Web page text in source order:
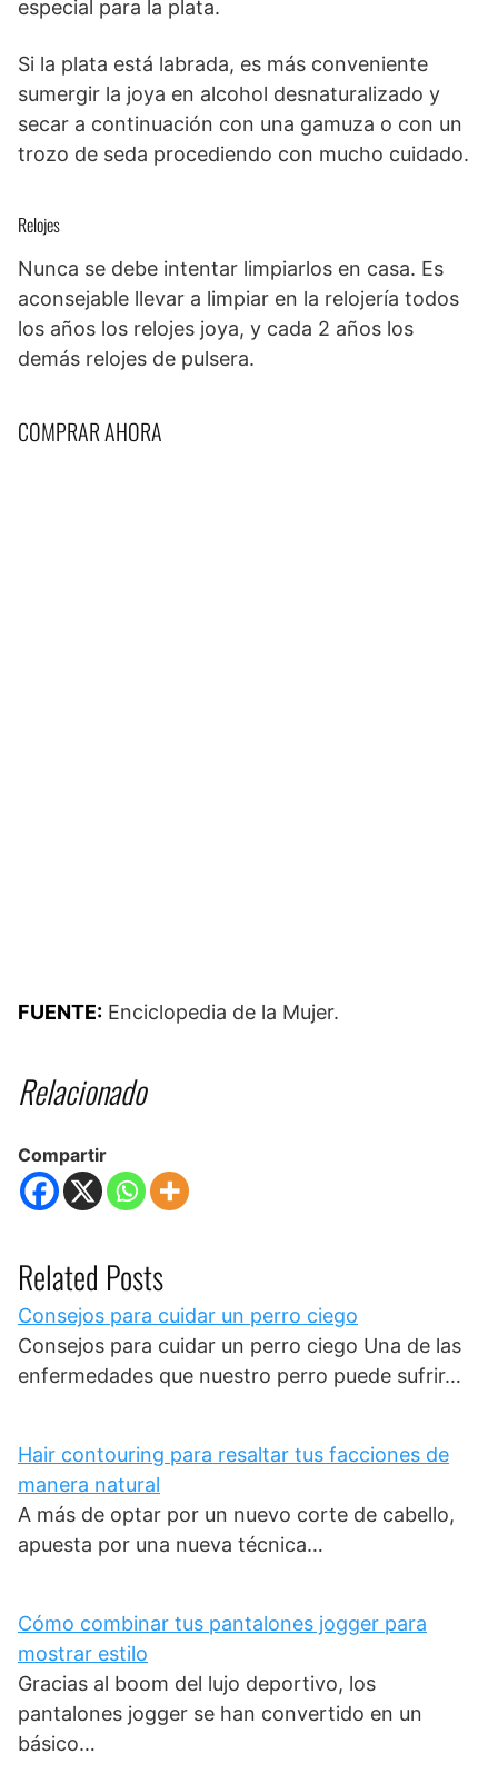
especial para la plata.
Si la plata está labrada, es más conveniente
sumergir la joya en alcohol desnaturalizado y
secar a continuación con una gamuza o con un
trozo de seda procediendo con mucho cuidado.
Relojes
Nunca se debe intentar limpiarlos en casa. Es
aconsejable llevar a limpiar en la relojería todos
los años los relojes joya, y cada 2 años los
demás relojes de pulsera.
COMPRAR AHORA
FUENTE: Enciclopedia de la Mujer.
Relacionado
Compartir
Related Posts
Consejos para cuidar un perro ciego
Consejos para cuidar un perro ciego Una de las
enfermedades que nuestro perro puede sufrir…
Hair contouring para resaltar tus facciones de
manera natural
A más de optar por un nuevo corte de cabello,
apuesta por una nueva técnica…
Cómo combinar tus pantalones jogger para
mostrar estilo
Gracias al boom del lujo deportivo, los
pantalones jogger se han convertido en un
básico…